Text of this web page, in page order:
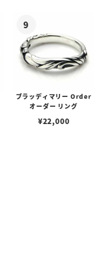
ブラッディマリー Order
オーダー リング
¥22,000